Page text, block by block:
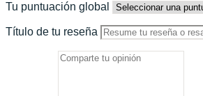
Tu puntuación global
Título de tu reseña